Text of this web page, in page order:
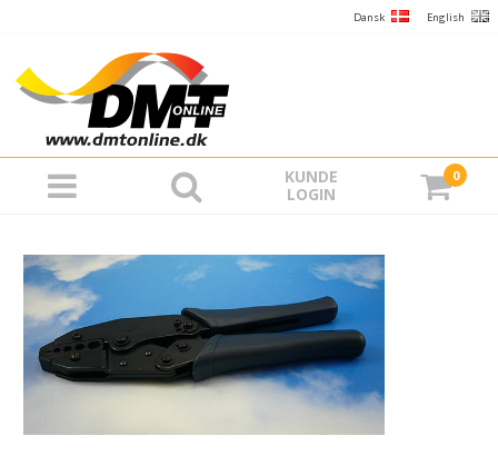
Dansk English
KUNDE
LOGIN
0